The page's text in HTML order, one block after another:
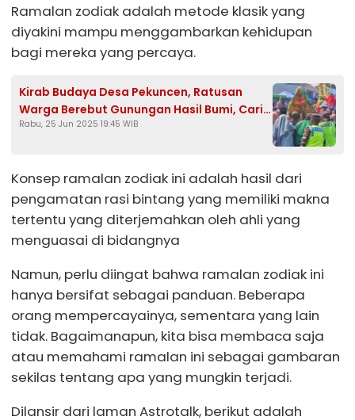
Ramalan zodiak adalah metode klasik yang
diyakini mampu menggambarkan kehidupan
bagi mereka yang percaya.
Kirab Budaya Desa Pekuncen, Ratusan
Warga Berebut Gunungan Hasil Bumi, Cari
Keberkahan
Rabu, 25 Jun 2025 19:45 WIB
Konsep ramalan zodiak ini adalah hasil dari
pengamatan rasi bintang yang memiliki makna
tertentu yang diterjemahkan oleh ahli yang
menguasai di bidangnya
Namun, perlu diingat bahwa ramalan zodiak ini
hanya bersifat sebagai panduan. Beberapa
orang mempercayainya, sementara yang lain
tidak. Bagaimanapun, kita bisa membaca saja
atau memahami ramalan ini sebagai gambaran
sekilas tentang apa yang mungkin terjadi.
Dilansir dari laman Astrotalk, berikut adalah